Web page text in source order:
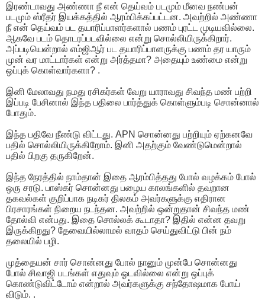
இரண்டாவது அண்ணா நீ என் தெய்வம் படமும் மீனவ நண்பன்
படமும் ஸ்ரீதர் இயக்கத்தில் ஆரம்பிக்கப்பட்டன. அவற்றில் அண்ணா
நீ என் தெய்வம் பட தயாரிப்பாளர்களால் பணம் புரட்ட முடியவில்லை.
ஆகவே படம் தொடரப்படவில்லை என்று சொல்லியிருக்கிறார்.
அப்படியென்றால் எம்ஜிஆர் பட தயாரிப்பாளருக்கு பணம் தர யாரும்
முன் வர மாட்டார்கள் என்று அர்த்தமா? அதையும் உண்மை என்று
ஒப்புக் கொள்வார்களா? .
இனி மேலாவது நமது ரசிகர்கள் வேறு யாராவது சிவந்த மண் பற்றி
இப்படி பேசினால் இந்த பதிலை பார்த்துக் கொள்ளும்படி சொன்னால்
போதும்.
இந்த பதிவே நீண்டு விட்டது. APN சொன்னது பற்றியும் ஏற்கனவே
பதில் சொல்லியிருக்கிறோம். இனி அதற்கும் வேண்டுமென்றால்
பதில் பிறகு தருகிறேன்.
இந்த நேரத்தில் நாம்தான் இதை ஆரம்பித்தது போல் வழக்கம் போல்
ஒரு சரடு. பாஸ்கர் சொன்னது பழைய காலங்களில் தவறான
தகவல்கள் குறிப்பாக நடிகர் திலகம் அவர்களுக்கு எதிரான
பிரசாரங்கள் நிறைய நடந்தன. அவற்றில் ஒன்றுதான் சிவந்த மண்
தோல்வி என்பது. இதை சொல்லக் கூடாதா? இதில் என்ன தவறு
இருக்கிறது? தேவையில்லாமல் வாதம் செய்துவிட்டு பின் நம்
தலையில் பழி.
முத்தையன் சார் சொன்னது போல் நானும் முன்பே சொன்னது
போல் சிவாஜி படங்கள் எதுவும் ஓடவில்லை என்று ஒப்புக்
கொண்டுவிட்டோம் என்றால் அவர்களுக்கு சந்தோஷமாக போய்
விடும். .